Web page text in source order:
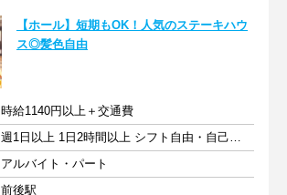
【ホール】短期もOK！人気のステーキハウ
ス◎髪色自由
時給1140円以上＋交通費
週1日以上 1日2時間以上 シフト自由・自己申告
アルバイト・パート
前後駅